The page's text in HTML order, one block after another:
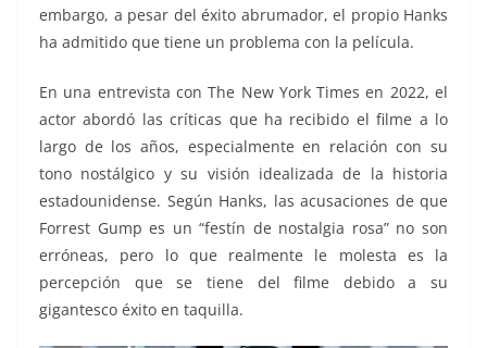
embargo, a pesar del éxito abrumador, el propio Hanks
ha admitido que tiene un problema con la película.
En una entrevista con The New York Times en 2022, el
actor abordó las críticas que ha recibido el filme a lo
largo de los años, especialmente en relación con su
tono nostálgico y su visión idealizada de la historia
estadounidense. Según Hanks, las acusaciones de que
Forrest Gump es un “festín de nostalgia rosa” no son
erróneas, pero lo que realmente le molesta es la
percepción que se tiene del filme debido a su
gigantesco éxito en taquilla.